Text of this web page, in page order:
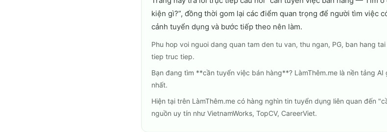
kiện gì?”, đồng thời gom lại các điểm quan trọng để người tìm việc
cảnh tuyển dụng và bước tiếp theo nên làm.
Phu hop voi nguoi dang quan tam den tu van, thu ngan, PG, ban hang
tiep truc tiep.
Bạn đang tìm **cần tuyển việc bán hàng**? LàmThêm.me là nền tảng
nhất.
Hiện tại trên LàmThêm.me có hàng nghìn tin tuyển dụng liên quan đến
nguồn uy tín như VietnamWorks, TopCV, CareerViet.